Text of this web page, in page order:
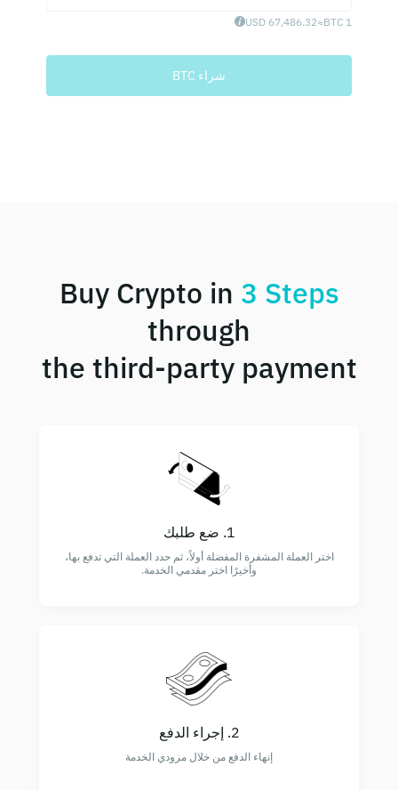
1 BTC
≈
67,486.32 USD
شراء BTC
Buy Crypto in 3 Steps
through
the third-party payment
1. ضع طلبك
اختر العملة المشفرة المفضلة أولاً، ثم حدد العملة التي تدفع بها،
وأخيرًا اختر مقدمي الخدمة.
2. إجراء الدفع
إنهاء الدفع من خلال مزودي الخدمة